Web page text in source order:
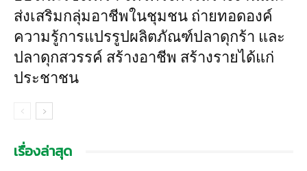
ส่งเสริมกลุ่มอาชีพในชุมชน ถ่ายทอดองค์
ความรู้การแปรรูปผลิตภัณฑ์ปลาดุกร้า และ
ปลาดุกสวรรค์ สร้างอาชีพ สร้างรายได้แก่
ประชาชน
เรื่องล่าสุด